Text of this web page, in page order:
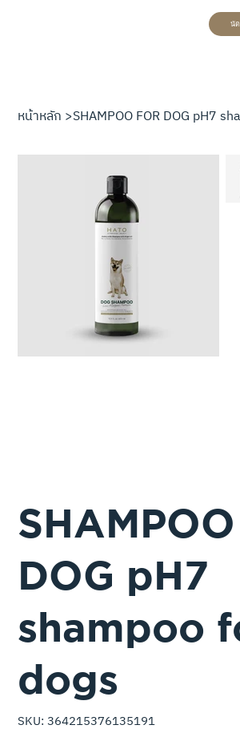
นั
หน้าหลัก >SHAMPOO FOR DOG pH7
DOG pH7
shampoo
dogs
SKU: 364215376135191
364215376135191